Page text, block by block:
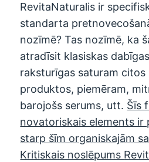
RevitaNaturalis ir
standarta
nozīmē? Tas nozīmē, ka
atradīsit klasiskas
raksturīgas saturam citos
produktos, piemēram,
barojošs serums, utt. Šīs
novatoriskais elements ir
starp šīm organiskajām
Kritiskais noslēpums